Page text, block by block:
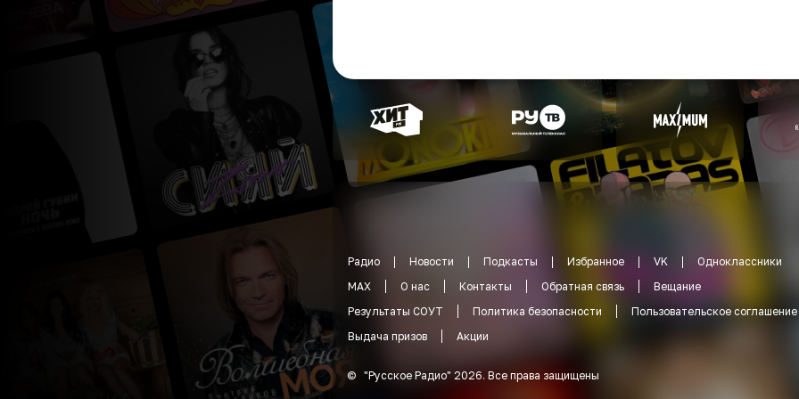
Радио Новости Подкасты Избранное VK
Одноклассники
MAX
О нас Контакты Обратная связь
Вещание
Результаты СОУТ
Политика безопасности
Пользовательское соглашение
Выдача призов
Акции
© "Русское Радио" 2026. Все права защищены